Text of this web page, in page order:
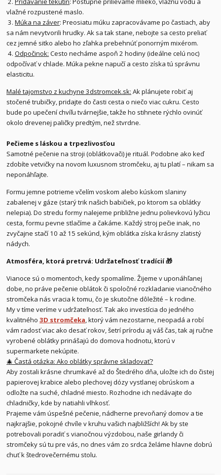
vlažné rozpustené maslo.
3.Múka na záver: Preosiatu múku zapracovávame po častiach, aby
sa nám nevytvorili hrudky. Ak sa tak stane, nebojte sa cesto preliať
cez jemné sitko alebo ho zľahka prebehnúť ponorným mixérom.
4.Odpočinok: Cesto necháme aspoň 2 hodiny (ideálne celú noc)
odpočívať v chlade. Múka pekne napučí a cesto získa tú správnu
elasticitu.
Malé tajomstvo z kuchyne 3dstromcek.sk: Ak plánujete robiť aj
stočené trubičky, pridajte do časti cesta o niečo viac cukru. Cesto
bude po upečení chvíľu tvárnejšie, takže ho stihnete rýchlo ovinúť
okolo drevenej paličky predtým, než stvrdne.
Pečieme s láskou a trpezlivosťou
Samotné pečenie na stroji (oblátkovači) je rituál. Podobne ako keď
zdobíte vetvičky na novom luxusnom stromčeku, aj tu platí – nikam sa
neponáhľajte.
Formu jemne potrieme včelím voskom alebo kúskom slaniny
zabalenej v gáze (starý trik našich babičiek, po ktorom sa oblátky
nelepia). Do stredu formy nalejeme približne jednu polievkovú lyžicu
cesta, formu pevne stlačíme a čakáme. Každý stroj pečie inak, no
zvyčajne stačí 10 až 15 sekúnd, kým oblátka získa krásny zlatistý
nádych.
Atmosféra, ktorá pretrvá: Udržateľnosť tradícií 🎁
Vianoce sú o momentoch, kedy spomalíme. Žijeme v uponáhľanej
dobe, no práve pečenie oblátok či spoločné rozkladanie vianočného
stromčeka nás vracia k tomu, čo je skutočne dôležité – k rodine.
My v tíme veríme v udržateľnosť. Tak ako investícia do jedného
kvalitného3D stromčeka, ktorý vám nezostarne, neopadá a robí
vám radosť viac ako desať rokov, šetrí prírodu aj váš čas, tak aj ručne
vyrobené oblátky prinášajú do domova hodnotu, ktorú v
supermarkete nekúpite.
🎄 Častá otázka: Ako oblátky správne skladovať?
Aby zostali krásne chrumkavé až do Štedrého dňa, uložte ich do čistej
papierovej krabice alebo plechovej dózy vystlanej obrúskom a
odložte na suché, chladné miesto. Rozhodne ich nedávajte do
chladničky, kde by natiahli vlhkosť.
Prajeme vám úspešné pečenie, nádherne prevoňaný domov a tie
najkrajšie, pokojné chvíle v kruhu vašich najbližších! Ak by ste
potrebovali poradiť s vianočnou výzdobou, naše girlandy či
stromčeky sú tu pre vás, no dnes vám zo srdca želáme hlavne dobrú
chuť k štedrovečernému stolu.